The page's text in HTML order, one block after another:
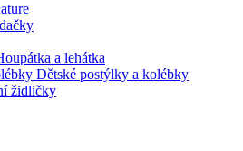
a lehátka
Dětské postýlky a kolébky
židličky